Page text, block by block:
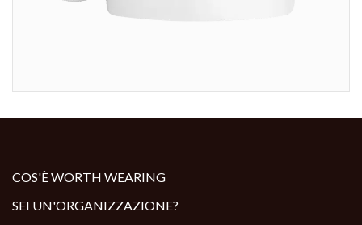
COS'È WORTH WEARING
SEI UN'ORGANIZZAZIONE?